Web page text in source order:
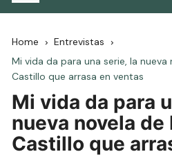
Home
Entrevistas
Mi vida da para una serie, la nueva
Castillo que arrasa en ventas
Mi vida da para
nueva novela de
Castillo que